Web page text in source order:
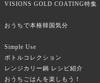
VISIONS GOLD COATING特集
おうちで本格韓国気分
Simple Use
ボトルコレクション
レンジカリー鍋 レシピ紹介
おうちごはんを楽しもう！